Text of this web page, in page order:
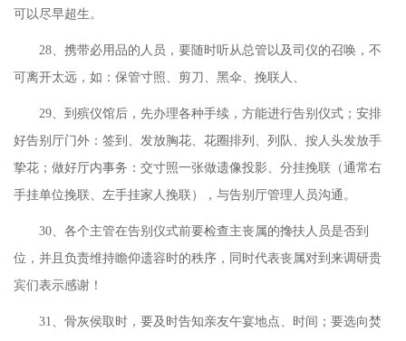
可以尽早超生。
28、携带必用品的人员，要随时听从总管以及司仪的召唤，不
可离开太远，如：保管寸照、剪刀、黑伞、挽联人、
29、到殡仪馆后，先办理各种手续，方能进行告别仪式；安排
好告别厅门外：签到、发放胸花、花圈排列、列队、按人头发放手
挚花；做好厅内事务：交寸照一张做遗像投影、分挂挽联（通常右
手挂单位挽联、左手挂家人挽联），与告别厅管理人员沟通。
30、各个主管在告别仪式前要检查主丧属的搀扶人员是否到
位，并且负责维持瞻仰遗容时的秩序，同时代表丧属对到来调研贵
宾们表示感谢！
31、骨灰侯取时，要及时告知亲友午宴地点、时间；要选向焚